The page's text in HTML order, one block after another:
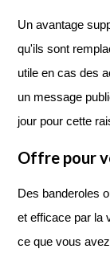
Un avantage
qu'ils sont
utile en cas des
un message
jour pour cette
Offre pour
Des banderoles
et efficace par la
ce que vous